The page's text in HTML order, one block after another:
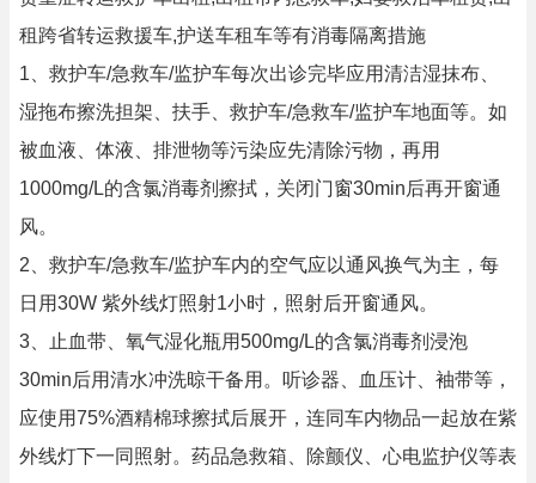
租跨省转运救援车,护送车租车等有消毒隔离措施
1、救护车/急救车/监护车每次出诊完毕应用清洁湿抹布、
湿拖布擦洗担架、扶手、救护车/急救车/监护车地面等。如
被血液、体液、排泄物等污染应先清除污物，再用
1000mg/L的含氯消毒剂擦拭，关闭门窗30min后再开窗通
风。
2、救护车/急救车/监护车内的空气应以通风换气为主，每
日用30W 紫外线灯照射1小时，照射后开窗通风。
3、止血带、氧气湿化瓶用500mg/L的含氯消毒剂浸泡
30min后用清水冲洗晾干备用。听诊器、血压计、袖带等，
应使用75%酒精棉球擦拭后展开，连同车内物品一起放在紫
外线灯下一同照射。药品急救箱、除颤仪、心电监护仪等表